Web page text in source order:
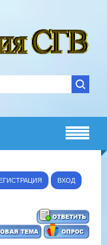
ВХОД